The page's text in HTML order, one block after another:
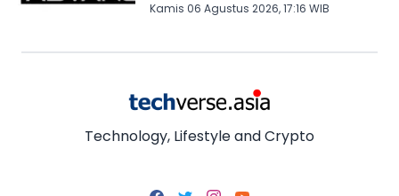
Kamis 06 Agustus 2026, 17:16 WIB
Technology, Lifestyle and Crypto